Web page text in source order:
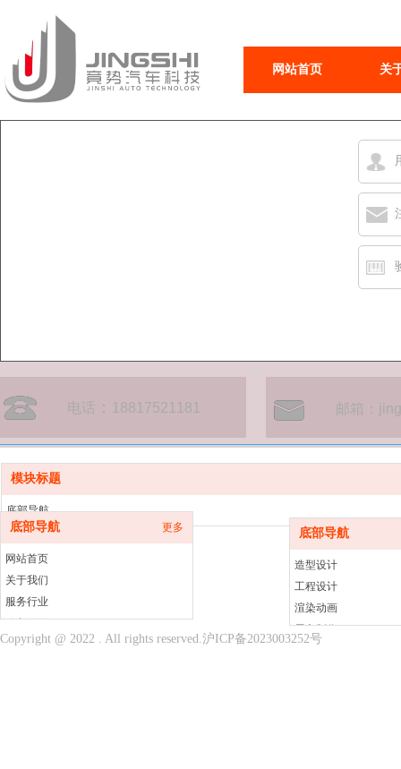
网站首页 关
电话 ： 18817521181 邮箱：
模块标题
底部导航
服务项目
设备销售
底部导航 更多
网站首页
关于我们
服务行业
服务项目
设备销售
底部导航
造型设计
工程设计
渲染动画
展车制作
Copyright @ 2022 . All rights reserved.沪ICP备2023003252号